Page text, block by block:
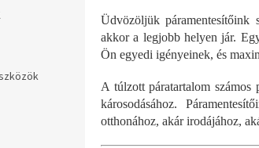
Üdvözöljük páramentesítőink
akkor a legjobb helyen jár.
Ön egyedi igényeinek, és
A túlzott páratartalom számos
károsodásához.
otthonához, akár irodájához,